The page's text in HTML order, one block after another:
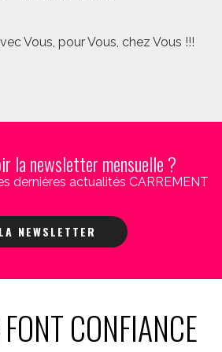
Vous, pour Vous, chez Vous !!!
la newsletter mensuelle ?
dernières actualités CARREMENT
NEWSLETTER
CONFIANCE